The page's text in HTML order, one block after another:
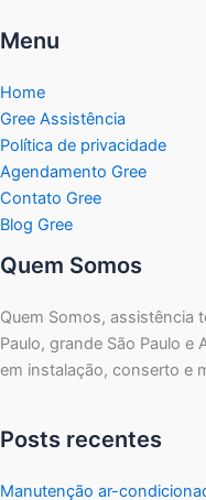
Menu
Home
Gree Assistência
Política de privacidade
Agendamento Gree
Contato Gree
Blog Gree
Quem Somos
Quem Somos, assistência
Paulo, grande São Paulo e
em instalação, conserto e
Posts recentes
Manutenção ar-